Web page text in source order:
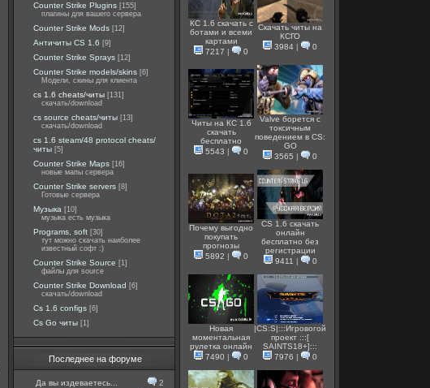
Counter Strike Plugins [155]
плагины для вашего сервера
Counter Strike Mods [12]
Античиты CS 1.6 [9]
Counter Strike Sprays [12]
Counter Strike models/skins [6]
Модели, скины для клиента
cs 1.6 cheats/читы [131]
скачать/download
cs source cheats/читы [13]
скачать/download
cs 1.6 steam/48 protocol cheats/
читы [5]
Counter Strike Maps [16]
новые мапы сервера
Counter Strike servers [8]
Готовые сервера
Музыка [10]
музыка есть музыка
Programs, soft [30]
тут можно скачать наиболее
известный софт :)
Counter Strike Source [1]
файлы для source
Counter Strike Download [6]
скачать/download
Cs 1.6 configs [6]
Cs Go читы [1]
Последнее на форуме
Да вы издеваетесь...
2
КС 1.6 скачать с
ботами и всеми
картами
7217 | 0
Скачать читы на
КСГО
3984 | 0
Читы на КС 1.6
скачать
бесплатно
5543 | 0
Valve борется с
токсичным
поведением в CS:
GO
3565 | 0
Почему выгодно
покупать
прогнозы
5892 | 0
CS 1.6 скачать
онлайн
бесплатно без
регистрации
9411 | 0
Новая
моментальная
рулетка онлайн
7490 | 0
|CS:S|:::Игровогой
проект :::[
SAINTS18+]:::
7976 | 0